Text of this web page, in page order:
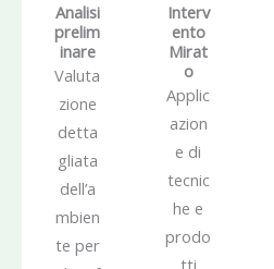
Analisi
prelim
inare
Valuta
zione
detta
gliata
dell’a
mbien
te per
Interv
ento
Mirat
o
Applic
azion
e di
tecnic
he e
prodo